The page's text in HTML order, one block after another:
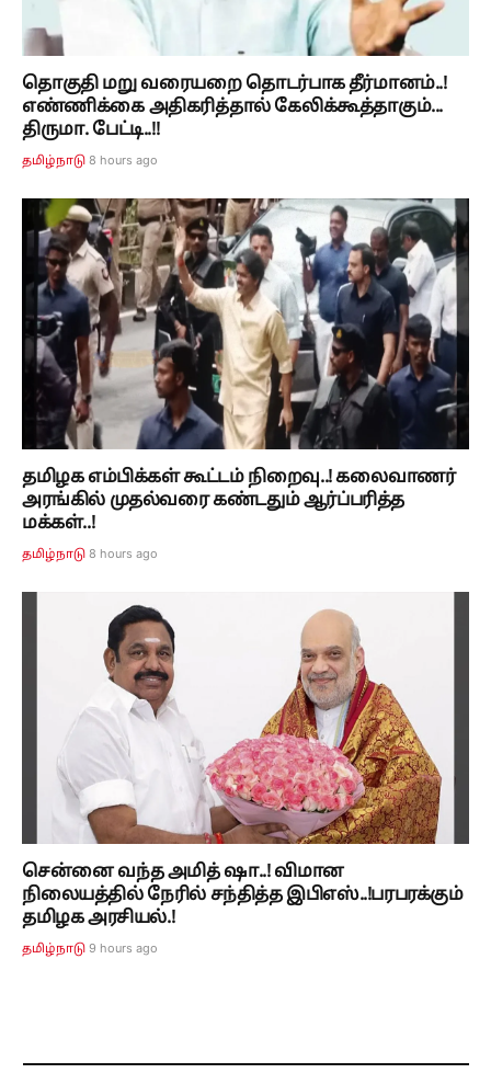
தொகுதி மறு வரையறை தொடர்பாக தீர்மானம்..!
எண்ணிக்கை அதிகரித்தால் கேலிக்கூத்தாகும்...
திருமா. பேட்டி..!!
தமிழ்நாடு 8 hours ago
தமிழக எம்பிக்கள் கூட்டம் நிறைவு..! கலைவாணர்
அரங்கில் முதல்வரை கண்டதும் ஆர்ப்பரித்த
மக்கள்..!
தமிழ்நாடு 8 hours ago
சென்னை வந்த அமித் ஷா..! விமான
நிலையத்தில் நேரில் சந்தித்த இபிஎஸ்..!பரபரக்கும்
தமிழக அரசியல்.!
தமிழ்நாடு 9 hours ago